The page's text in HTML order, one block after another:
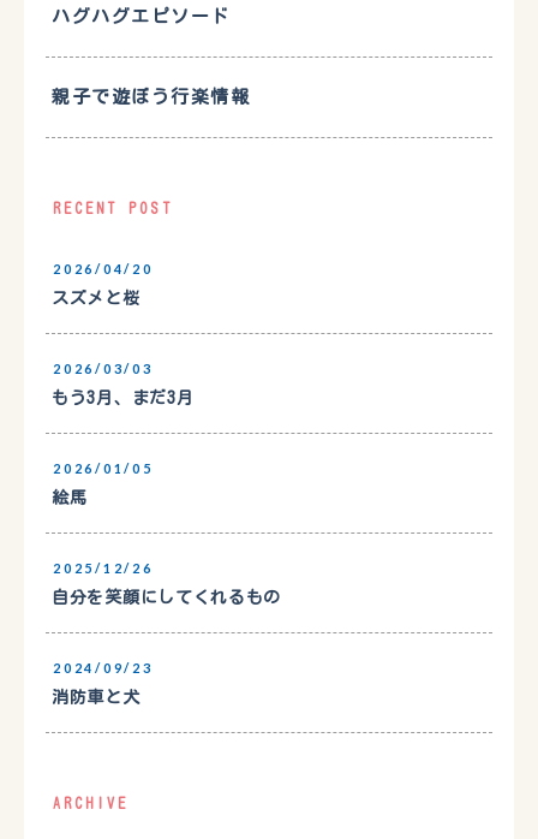
ハグハグエピソード
親子で遊ぼう行楽情報
RECENT POST
2026/04/20
スズメと桜
2026/03/03
もう3月、まだ3月
2026/01/05
絵馬
2025/12/26
自分を笑顔にしてくれるもの
2024/09/23
消防車と犬
ARCHIVE